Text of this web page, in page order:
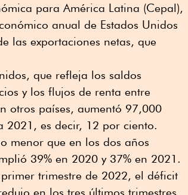
para América Latina (Cepal),
anual de Estados Unidos
las exportaciones netas, que
que refleja los saldos
y los flujos de renta entre
otros países, aumentó 97,000
2021, es decir, 12 por ciento.
menor que en los dos años
39% en 2020 y 37% en 2021.
trimestre de 2022, el déficit
en los tres últimos trimestres